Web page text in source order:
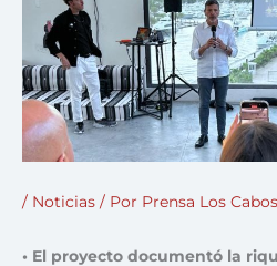
/ Noticias / Por Prensa Los Cabos
• El proyecto documentó la